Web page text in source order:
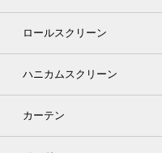
ロールスクリーン
ハニカムスクリーン
カーテン